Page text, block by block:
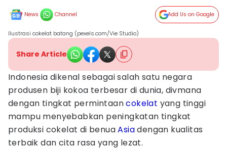
News Channel Add Us on Google
Ilustrasi cokelat batang (pexels.com/Vie Studio)
Share Article
Indonesia dikenal sebagai salah satu negara
produsen biji kokoa terbesar di dunia, divmana
dengan tingkat permintaancokelat yang tinggi
mampu menyebabkan peningkatan tingkat
produksi cokelat di benuaAsiadengan kualitas
terbaik dan cita rasa yang lezat.